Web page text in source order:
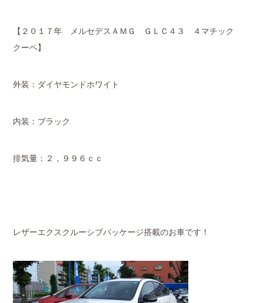
【２０１７年 メルセデスＡＭＧ ＧＬＣ４３ ４マチック
クーペ】
外装：ダイヤモンドホワイト
内装：ブラック
排気量：２，９９６ｃｃ
レザーエクスクルーシブパッケージ搭載のお車です！